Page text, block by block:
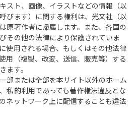
スト、画像、イラストなどの情報（以
びます）に関する権利は、光文社（以
原著作者に帰属します。また、各国の
その他の法律により保護されていま
使用される場合、もしくはその他法律
用（複製、改変、送信、販売等）する
ます。
部または全部を本サイト以外のホーム
私的利用であっても著作権法違反とな
ネットワーク上に配信することも違法